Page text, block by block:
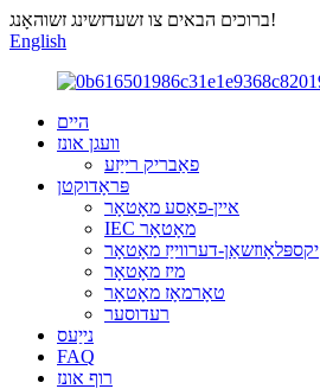
ברוכים הבאים צו זשעדזשינג זשוהאָנג!
English
היים
וועגן אונז
פאַבריק רייַזע
פּראָדוקטן
איין-פאַסע מאָטאָר
IEC מאָטאָר
יקספּלאָוזשאַן-דערווייַז מאָטאָר
מיז מאָטאָר
טאָרמאָז מאָטאָר
רעדוסער
נייַעס
FAQ
רוף אונז